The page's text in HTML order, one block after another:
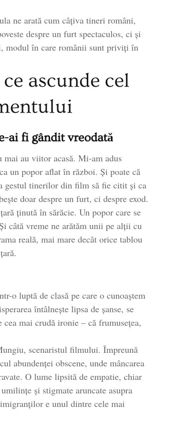
ne arată cum câțiva tineri români,
despre un furt spectaculos, ci și
modul în care românii sunt priviți în
ascunde cel
ai fi gândit vreodată
mai au viitor acasă. Mi-am adus
un popor aflat în război. Și poate că
gestul tinerilor din film să fie citit și ca
doar despre un furt, ci despre exod.
ținută în sărăcie. Un popor care se
câtă vreme ne arătăm unii pe alții cu
reală, mai mare decât orice tablou
o luptă de clasă pe care o cunoaștem
întâlnește lipsa de șanse, se
mai crudă ironie – că frumusețea,
scenaristul filmului. Împreună
abundenței obscene, unde mâncarea
O lume lipsită de empatie, chiar
și stigmate aruncate asupra
e unul dintre cele mai